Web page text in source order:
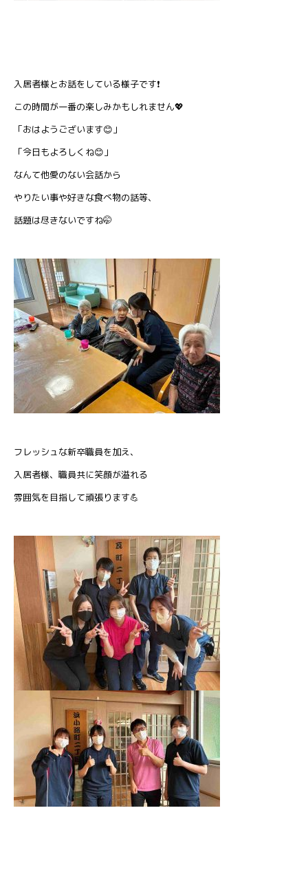
入居者様とお話をしている様子です❗
この時間が一番の楽しみかもしれません💖
「おはようございます😊」
「今日もよろしくね😊」
なんて他愛のない会話から
やりたい事や好きな食べ物の話等、
話題は尽きないですね🤭
フレッシュな新卒職員を加え、
入居者様、職員共に笑顔が溢れる
雰囲気を目指して頑張ります💪